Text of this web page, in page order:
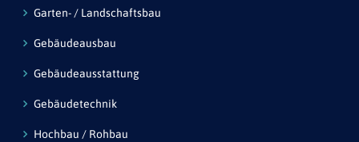
Garten- / Landschaftsbau
Gebäudeausbau
Gebäudeausstattung
Gebäudetechnik
Hochbau / Rohbau